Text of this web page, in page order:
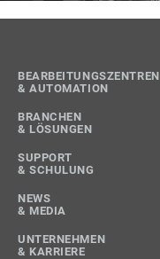
BEARBEITUNGSZENTREN
& AUTOMATION
BRANCHEN
& LÖSUNGEN
SUPPORT
& SCHULUNG
NEWS
& MEDIA
UNTERNEHMEN
& KARRIERE